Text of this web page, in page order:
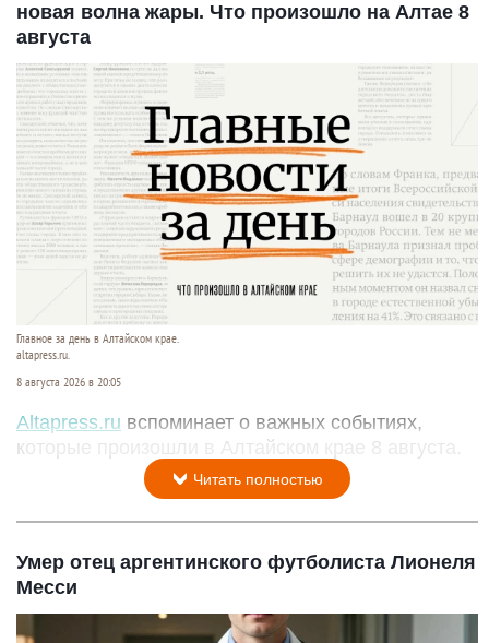
новая волна жары. Что произошло на Алтае 8
августа
Главное за день в Алтайском крае.
altapress.ru.
8 августа 2026 в 20:05
Altapress.ru вспоминает о важных событиях,
которые произошли в Алтайском крае 8 августа.
Читать полностью
Умер отец аргентинского футболиста Лионеля
Месси